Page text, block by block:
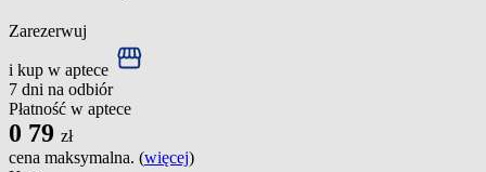
Zarezerwuj
i kup w aptece
7 dni na odbiór
Płatność w aptece
0 79 zł
cena maksymalna. (więcej)